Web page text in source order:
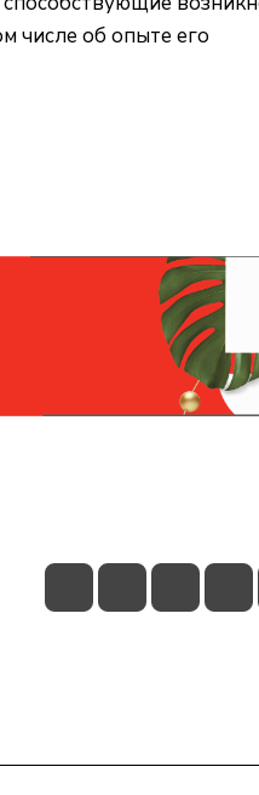
числе об опыте его